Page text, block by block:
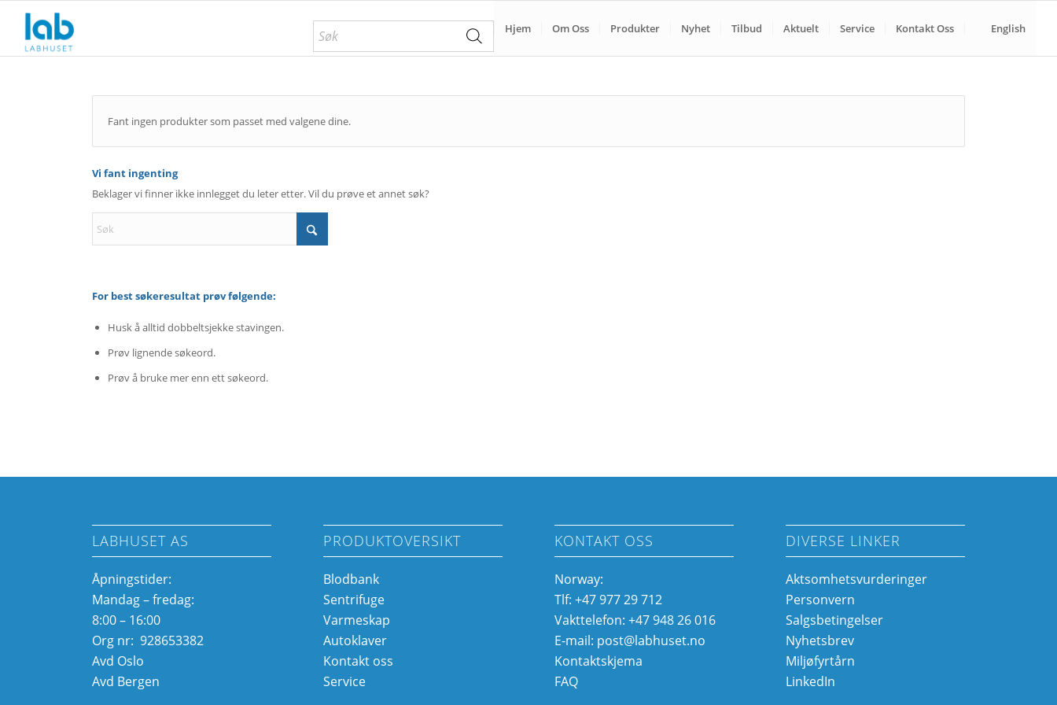
Hjem Om Oss Produkter Nyhet Tilbud Aktuelt Service Kontakt Oss English
Fant ingen produkter som passet med valgene dine.
Vi fant ingenting
Beklager vi finner ikke innlegget du leter etter. Vil du prøve et annet søk?
For best søkeresultat prøv følgende:
Husk å alltid dobbeltsjekke stavingen.
Prøv lignende søkeord.
Prøv å bruke mer enn ett søkeord.
LABHUSET AS
Åpningstider:
Mandag – fredag:
8:00 – 16:00
Org nr: 928653382
Avd Oslo
Avd Bergen
PRODUKTOVERSIKT
Blodbank
Sentrifuge
Varmeskap
Autoklaver
Kontakt oss
Service
KONTAKT OSS
Norway:
Tlf: +47 977 29 712
Vakttelefon: +47 948 26 016
E-mail: post@labhuset.no
Kontaktskjema
FAQ
DIVERSE LINKER
Aktsomhetsvurderinger
Personvern
Salgsbetingelser
Nyhetsbrev
Miljøfyrtårn
LinkedIn